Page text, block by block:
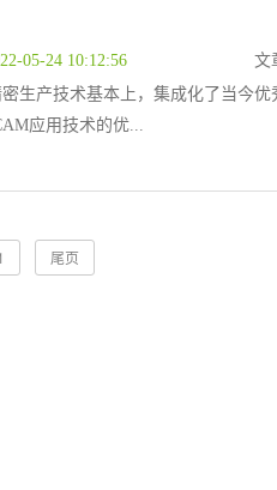
05-24 10:12:56 文
生产技术基本上，集成化了当今优
应用技术的优...
尾页